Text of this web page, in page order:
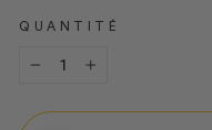
QUANTITÉ